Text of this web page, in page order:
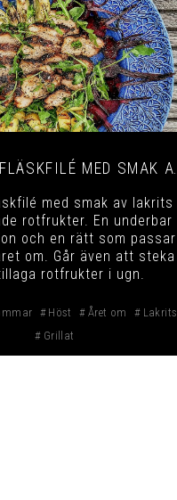
med smak av lakrits
rotfrukter. En underbar
och en rätt som passar
om. Går även att steka
rotfrukter i ugn.
Höst Året om
Lakrits
Grillat